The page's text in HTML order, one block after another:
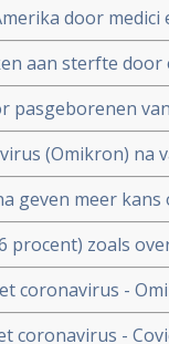
door
corona virus en
aan sterfte
bij
pasgeborenen
immuniteit
(Omikron) na
door
geven meer
Blijkt uit
zoals
studies van de
coronavirus -
bijgehouden en
en Maurice de
coronavirus -